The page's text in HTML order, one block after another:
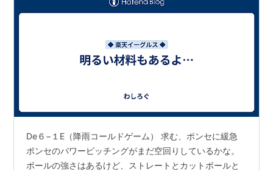
De６−１E（降雨コールドゲーム） 求む、ポンセに緩急
ポンセのパワーピッチングがまだ空回りしているかな。
ボールの強さはあるけど、ストレートとカットボールと